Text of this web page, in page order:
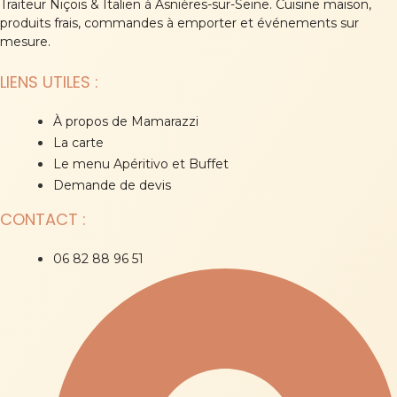
Traiteur Niçois & Italien à Asnières-sur-Seine. Cuisine maison,
produits frais, commandes à emporter et événements sur
mesure.
LIENS UTILES :
À propos de Mamarazzi
La carte
Le menu Apéritivo et Buffet
Demande de devis
CONTACT :
06 82 88 96 51